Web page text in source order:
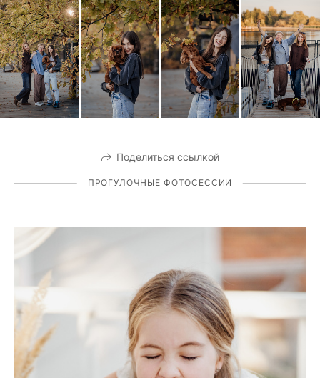
Поделиться ссылкой
ПРОГУЛОЧНЫЕ ФОТОСЕССИИ